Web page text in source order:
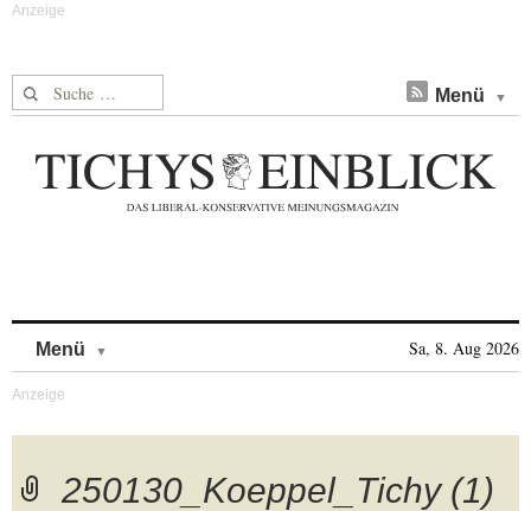
Suche nach: Menü
Menü Sa, 8. Aug 2026
250130_Koeppel_Tichy (1)